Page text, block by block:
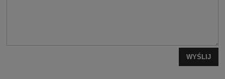
WYŚLIJ